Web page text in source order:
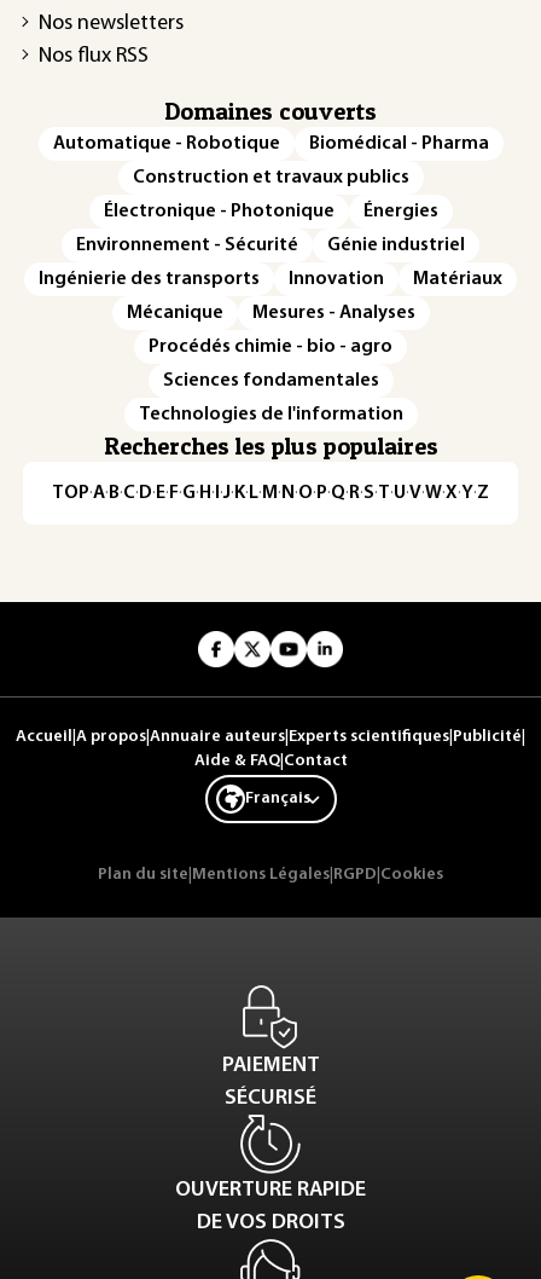
Nos newsletters
Nos flux RSS
Domaines couverts
Automatique - Robotique
Biomédical - Pharma
Construction et travaux publics
Électronique - Photonique
Énergies
Environnement - Sécurité
Génie industriel
Ingénierie des transports
Innovation
Matériaux
Mécanique
Mesures - Analyses
Procédés chimie - bio - agro
Sciences fondamentales
Technologies de l'information
Recherches les plus populaires
TOP·A·B·C· D· E· F·G· H · ·J· K· L· M · N ·O· P·Q· R·S·T·U·V·W·X·Y·Z
Accueil A propos Annuaire auteurs Experts scientifiques Publicité
Aide & FAQ| Contact
Français
Plan du site Mentions Légales RGPD Cookies
PAIEMENT
SÉCURISÉ
OUVERTURE RAPIDE
DE VOS DROITS